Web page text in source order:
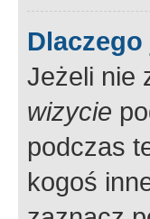
Jeżeli nie
wizycie
podczas
kogoś